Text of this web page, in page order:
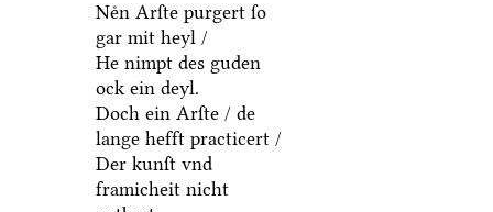
Neͤn Arſte purgert ſo
gar mit heyl /
He nimpt des guden
ock ein deyl.
Doch ein Arſte / de
lange hefft practicert /
Der kunſt vnd
framicheit nicht